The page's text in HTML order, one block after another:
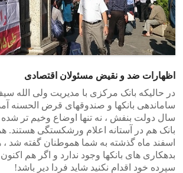
اظهارات ضد و نقیض مسئولان اقتصادی
در حالیکه بانک مرکزی با مدیریت ولی الله
سال دولت بنفش ، نه تنها اوضاع وخیم تر
بانک هم در آستانه اعلام ورشکستگی هستند.
اسفند ماه گذشته به شما هموطنان گفته شد ،
بدهکاری های بانکها وجود ندارد و اگر هم
سپرده خود اقدام نکنید شاید فردا دیر باشد!